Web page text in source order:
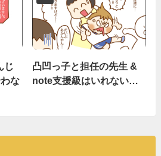
じ
な
凸凹っ子と担任の先生 &
note支援級はいれない…